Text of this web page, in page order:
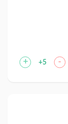
+ +5 -